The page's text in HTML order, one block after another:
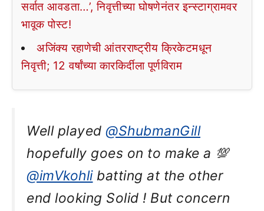
सर्वात आवडता…’, निवृत्तीच्या घोषणेनंतर इन्स्टाग्रामवर
भावूक पोस्ट!
अजिंक्य रहाणेची आंतरराष्ट्रीय क्रिकेटमधून
निवृत्ती; 12 वर्षांच्या कारकिर्दीला पूर्णविराम
Well played @ShubmanGill
hopefully goes on to make a 💯
@imVkohlibatting at the other
end looking Solid ! But concern